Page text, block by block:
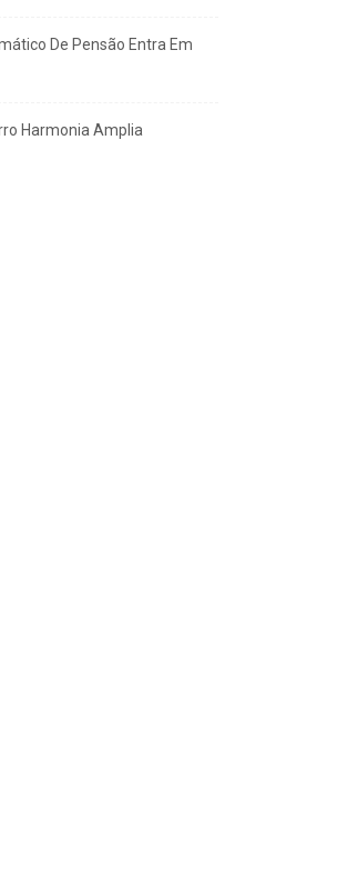
De Pensão Entra Em
Harmonia Amplia